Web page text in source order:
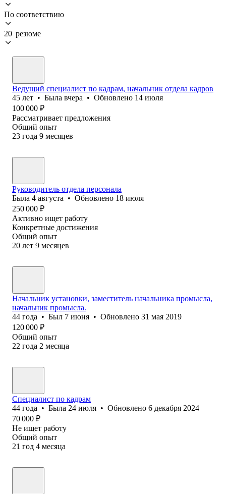
По соответствию
20 резюме
Ведущий специалист по кадрам, начальник отдела кадров
45 лет • Была вчера • Обновлено 14 июля
100 000 ₽
Рассматривает предложения
Общий опыт
23 года 9 месяцев
Руководитель отдела персонала
Была 4 августа • Обновлено 18 июля
250 000 ₽
Активно ищет работу
Конкретные достижения
Общий опыт
20 лет 9 месяцев
Начальник установки, заместитель начальника промысла,
начальник промысла.
44 года • Был 7 июня • Обновлено 31 мая 2019
120 000 ₽
Общий опыт
22 года 2 месяца
Специалист по кадрам
44 года • Была 24 июля • Обновлено 6 декабря 2024
70 000 ₽
Не ищет работу
Общий опыт
21 год 4 месяца